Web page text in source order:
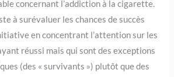
concernant l’addiction à la cigarette.
à surévaluer les chances de succès
en concentrant l’attention sur les
réussi mais qui sont des exceptions
(des « survivants ») plutôt que des